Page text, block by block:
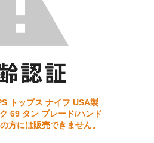
トップス ナイフ USA製
69 タン ブレード/ハンド
方には販売できません。